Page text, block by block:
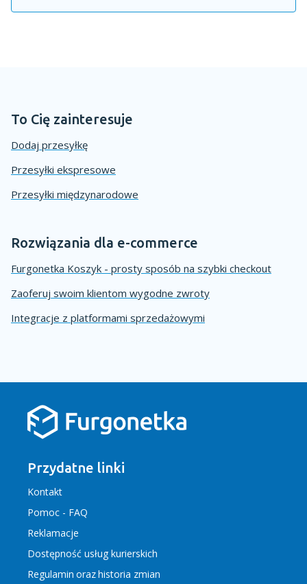
To Cię zainteresuje
Dodaj przesyłkę
Przesyłki ekspresowe
Przesyłki międzynarodowe
Rozwiązania dla e-commerce
Furgonetka Koszyk - prosty sposób na szybki checkout
Zaoferuj swoim klientom wygodne zwroty
Integracje z platformami sprzedażowymi
Przydatne linki
Kontakt
Pomoc - FAQ
Reklamacje
Dostępność usług kurierskich
Regulamin orazhistoria zmian